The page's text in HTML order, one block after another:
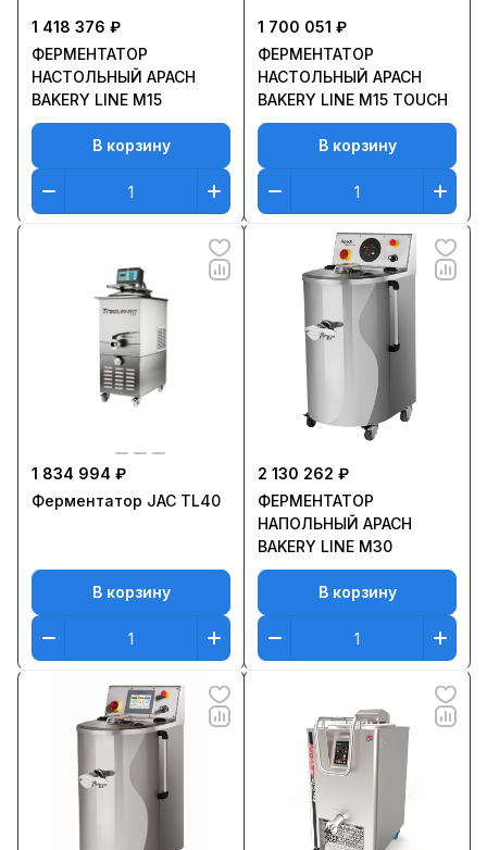
1 418 376 ₽
ФЕРМЕНТАТОР
НАСТОЛЬНЫЙ APACH
BAKERY LINE M15
В корзину
1 700 051 ₽
ФЕРМЕНТАТОР
НАСТОЛЬНЫЙ APACH
BAKERY LINE M15 TOUCH
В корзину
1 834 994 ₽
Ферментатор JAC TL40
В корзину
2 130 262 ₽
ФЕРМЕНТАТОР
НАПОЛЬНЫЙ APACH
BAKERY LINE M30
В корзину